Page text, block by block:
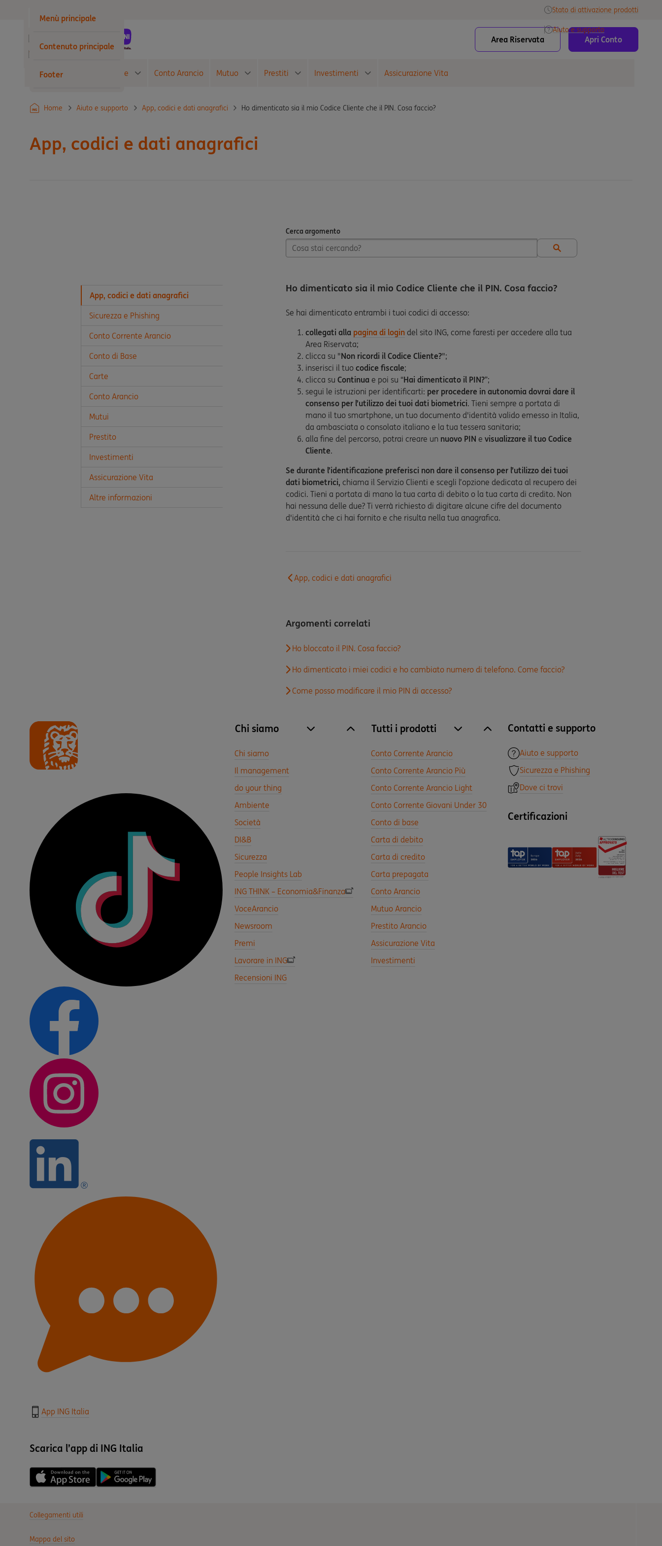
Menù principale
Contenuto principale
Footer
Privati
Wholesale
Stato di attivazione prodotti
Aiuto e supporto
Area Riservata Apri Conto
Conto Corrente Carte Conto Arancio Mutuo Prestiti Investimenti Assicurazione Vita
Home Aiuto e supporto App, codici e dati anagrafici Ho dimenticato sia il mio Codice Cliente che il PIN. Cosa faccio?
App, codici e dati anagrafici
App, codici e dati anagrafici
Sicurezza e Phishing
Conto Corrente Arancio
Conto di Base
Carte
Conto Arancio
Mutui
Prestito
Investimenti
Assicurazione Vita
Altre informazioni
Cerca argomento
Cerca argomento
Ho dimenticato sia il mio Codice Cliente che il PIN. Cosa faccio?
Se hai dimenticato entrambi i tuoi codici di accesso:
collegati alla pagina di login del sito ING, come faresti per accedere alla tua
Area Riservata;
clicca su "Non ricordi il Codice Cliente?";
inserisci il tuo codice fiscale;
clicca su Continua e poi su “Hai dimenticato il PIN?”;
segui le istruzioni per identificarti: per procedere in autonomia dovrai dare il
consenso per l’utilizzo dei tuoi dati biometrici. Tieni sempre a portata di
mano il tuo smartphone, un tuo documento d'identità valido emesso in Italia,
da ambasciata o consolato italiano e la tua tessera sanitaria;
alla fine del percorso, potrai creare un nuovo PIN e visualizzare il tuo Codice
Cliente.
Se durante l’identificazione preferisci non dare il consenso per l’utilizzo dei tuoi
dati biometrici, chiama il Servizio Clienti e scegli l’opzione dedicata al recupero dei
codici. Tieni a portata di mano la tua carta di debito o la tua carta di credito. Non
hai nessuna delle due? Ti verrà richiesto di digitare alcune cifre del documento
d'identità che ci hai fornito e che risulta nella tua anagrafica.
App, codici e dati anagrafici
Argomenti correlati
Ho bloccato il PIN. Cosa faccio?
Ho dimenticato i miei codici e ho cambiato numero di telefono. Come faccio?
Come posso modificare il mio PIN di accesso?
App ING Italia
Scarica l’app di ING Italia
Chi siamo site.accordion.apri [it-IT] Chi siamo
Chiudi Chi siamo
Chi siamo
Il management
do your thing
Ambiente
Società
DI&B
Sicurezza
People Insights Lab
ING THINK – Economia&Finanza
VoceArancio
Newsroom
Premi
Lavorare in ING
Recensioni ING
Tutti i prodotti site.accordion.apri [it-IT] Tutti i prodotti
Chiudi Tutti i prodotti
Conto Corrente Arancio
Conto Corrente Arancio Più
Conto Corrente Arancio Light
Conto Corrente Giovani Under 30
Conto di base
Carta di debito
Carta di credito
Carta prepagata
Conto Arancio
Mutuo Arancio
Prestito Arancio
Assicurazione Vita
Investimenti
Contatti e supporto
Aiuto e supporto
Sicurezza e Phishing
Dove ci trovi
Certificazioni
Collegamenti utili
Mappa del sito